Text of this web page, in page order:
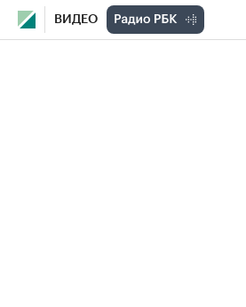
ВИДЕО